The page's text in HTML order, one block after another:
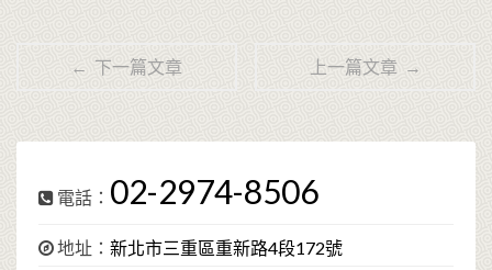
← 下一篇文章 上一篇文章 →
電話： 02-2974-8506
地址： 新北市三重區重新路4段172號